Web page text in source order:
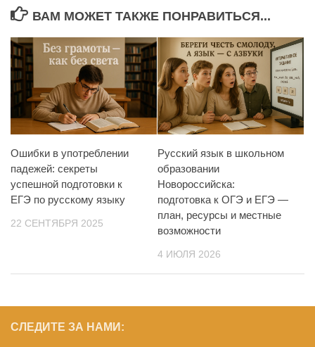
ВАМ МОЖЕТ ТАКЖЕ ПОНРАВИТЬСЯ...
Ошибки в употреблении
падежей: секреты
успешной подготовки к
ЕГЭ по русскому языку
22 СЕНТЯБРЯ 2025
Русский язык в школьном
образовании
Новороссийска:
подготовка к ОГЭ и ЕГЭ —
план, ресурсы и местные
возможности
4 ИЮЛЯ 2026
СЛЕДИТЕ ЗА НАМИ: